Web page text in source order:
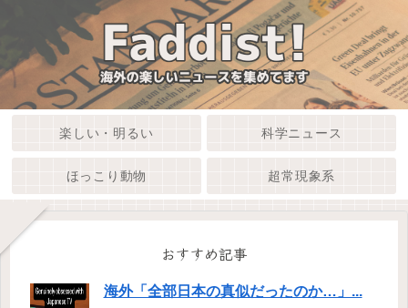
楽しい・明るい 科学ニュース
ほっこり動物 超常現象系
おすすめ記事
海外「全部日本の真似だったのか…」...